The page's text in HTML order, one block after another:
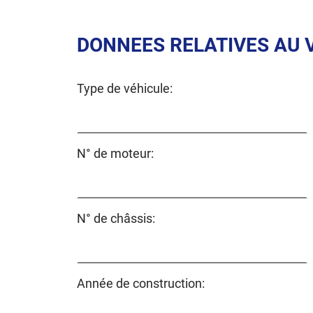
DONNEES RELATIVES AU
Type de véhicule:
N° de moteur:
N° de châssis:
Année de construction: